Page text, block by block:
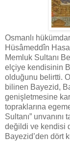
Osmanlı
Hüsâmeddîn
Memluk Sultanı
elçiye kendisinin
olduğunu belirtti.
bilinen Bayezid,
genişletmesine
topraklarına
Sultanı” unvanını
değildi ve kendisi
Bayezid’den dört